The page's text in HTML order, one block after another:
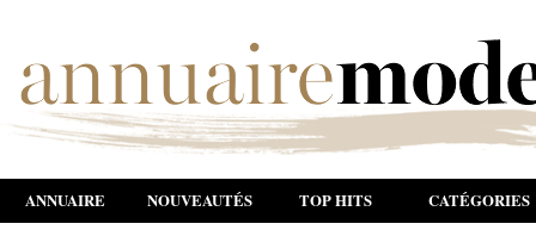
ANNUAIRE NOUVEAUTÉS TOP HITS CATÉGORIES